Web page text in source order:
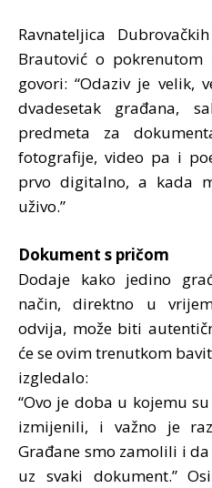
Ravnateljica
Brautović o
govori: “Odaziv je velik,
dvadesetak građana,
predmeta za
fotografije, video pa i
prvo digitalno, a kada
uživo.”
Dokument s pričom
Dodaje kako jedino
način, direktno u
odvija, može biti
će se ovim trenutkom
izgledalo:
“Ovo je doba u kojemu
izmijenili, i važno je
Građane smo zamolili i
uz svaki dokument.”